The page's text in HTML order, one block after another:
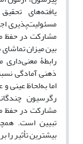
یافته‌های
مسئولیت‌پذیری
مشارکت در حفظ
بین میزان
رابطۀ
ذهنی آمادگی
اما به‌لحاظ عینی
مشارکت در حفظ
بیشترین تأثیر